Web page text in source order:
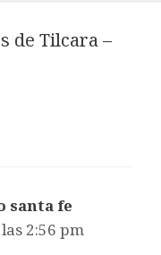
de Tilcara –
santa fe
2:56 pm